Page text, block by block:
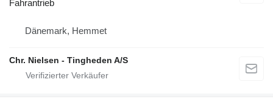
Fahrantrieb
Dänemark, Hemmet
Chr. Nielsen - Tingheden A/S